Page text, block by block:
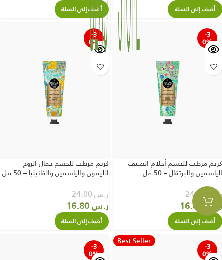
أضف إلي السلة أضف إلي السلة
-3
0%
كريم مرطب للجسم أحلام الصيف –
الياسمين والبرتقال – 50 مل
ر.س
ر.س
أضف إلي السلة
-3
0%
كريم مرطب للجسم جمال الروح –
الليمون والياسمين والفانيليا – 50 مل
ر.س24.00
ر.س
أضف إلي السلة
Best Seller
-3
0%
-3
0%